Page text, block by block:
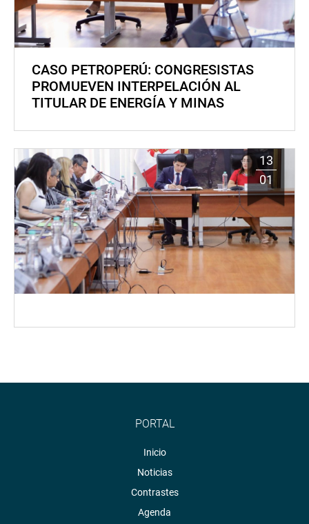
CASO PETROPERÚ: CONGRESISTAS
PROMUEVEN INTERPELACIÓN AL
TITULAR DE ENERGÍA Y MINAS
13
01
PORTAL
Inicio
Noticias
Contrastes
Agenda